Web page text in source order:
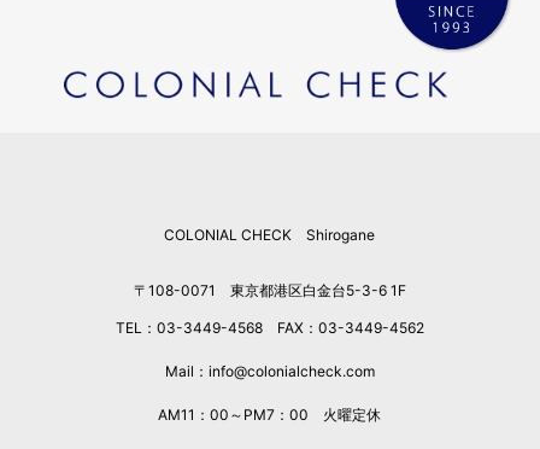
2026年1月
2025年12月
COLONIAL CHECK Shirogane
〒108-0071 東京都港区白金台5-3-6 1F
TEL：03-3449-4568 FAX：03-3449-4562
Mail：info@colonialcheck.com
AM11：00～PM7：00 火曜定休